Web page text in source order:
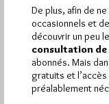
Abonnement aux
De plus, afin de
occasionnels et
découvrir un peu
consultation
abonnés. Mais
gratuits et
préalablement